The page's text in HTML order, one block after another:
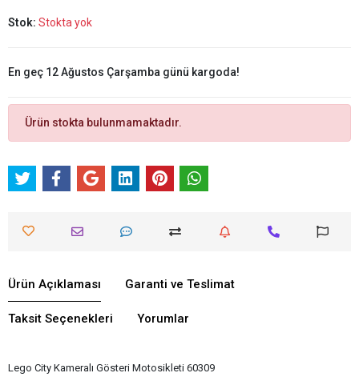
Stok: Stokta yok
En geç 12 Ağustos Çarşamba günü kargoda!
Ürün stokta bulunmamaktadır.
Ürün Açıklaması Garanti ve Teslimat
Taksit Seçenekleri Yorumlar
Lego City Kameralı Gösteri Motosikleti 60309